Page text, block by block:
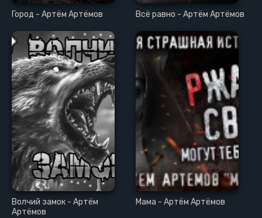
Город - Артём Артёмов Всё равно - Артём Артёмов
Волчий замок - Артём
Артёмов
Мама - Артём Артёмов